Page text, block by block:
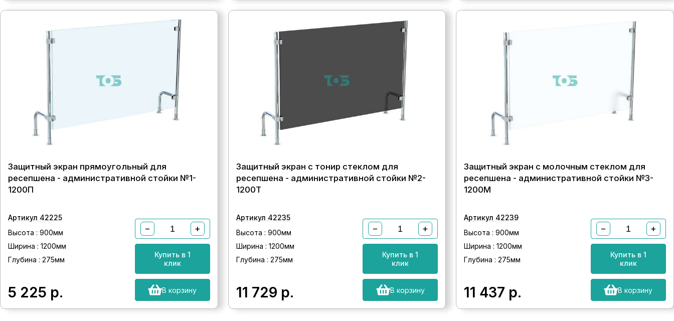
Защитный экран прямоугольный для
ресепшена - административной стойки №1-
1200П
Артикул 42225
Высота : 900мм
Ширина : 1200мм
Глубина : 275мм
5 225 р.
− +
Купить в 1
клик
В корзину
Защитный экран с тонир стеклом для
ресепшена - административной стойки №2-
1200Т
Артикул 42235
Высота : 900мм
Ширина : 1200мм
Глубина : 275мм
11 729 р.
− +
Купить в 1
клик
В корзину
Защитный экран с молочным стеклом для
ресепшена - административной стойки №3-
1200М
Артикул 42239
Высота : 900мм
Ширина : 1200мм
Глубина : 275мм
11 437 р.
− +
Купить в 1
клик
В корзину